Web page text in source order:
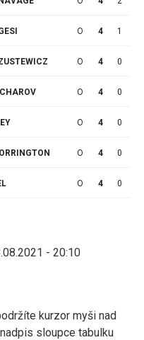
O 4 1
O 4 0
O 4 0
O 4 0
O 4 0
O 4 0
- 20:10
kurzor myši nad
sloupce tabulku